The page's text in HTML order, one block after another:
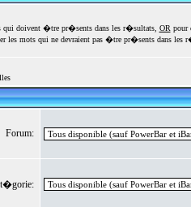
doivent �tre pr�sents dans les r�sultats, OR pour
les mots qui ne devraient pas �tre pr�sents dans les
Forum: